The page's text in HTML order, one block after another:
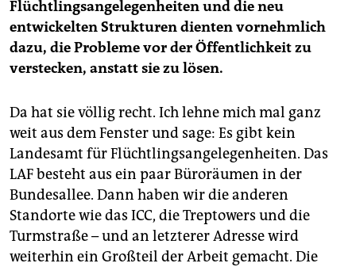
Flüchtlingsangelegenheiten und die neu
entwickelten Strukturen dienten vornehmlich
dazu, die Probleme vor der Öffentlichkeit zu
verstecken, anstatt sie zu lösen.
Da hat sie völlig recht. Ich lehne mich mal ganz
weit aus dem Fenster und sage: Es gibt kein
Landesamt für Flüchtlingsangelegenheiten. Das
LAF besteht aus ein paar Büroräumen in der
Bundesallee. Dann haben wir die anderen
Standorte wie das ICC, die Treptowers und die
Turmstraße – und an letzterer Adresse wird
weiterhin ein Großteil der Arbeit gemacht. Die